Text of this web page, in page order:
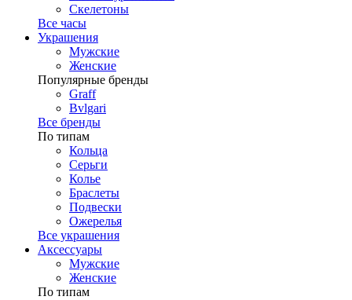
Скелетоны
Все часы
Украшения
Мужские
Женские
Популярные бренды
Graff
Bvlgari
Все бренды
По типам
Кольца
Серьги
Колье
Браслеты
Подвески
Ожерелья
Все украшения
Аксессуары
Мужские
Женские
По типам